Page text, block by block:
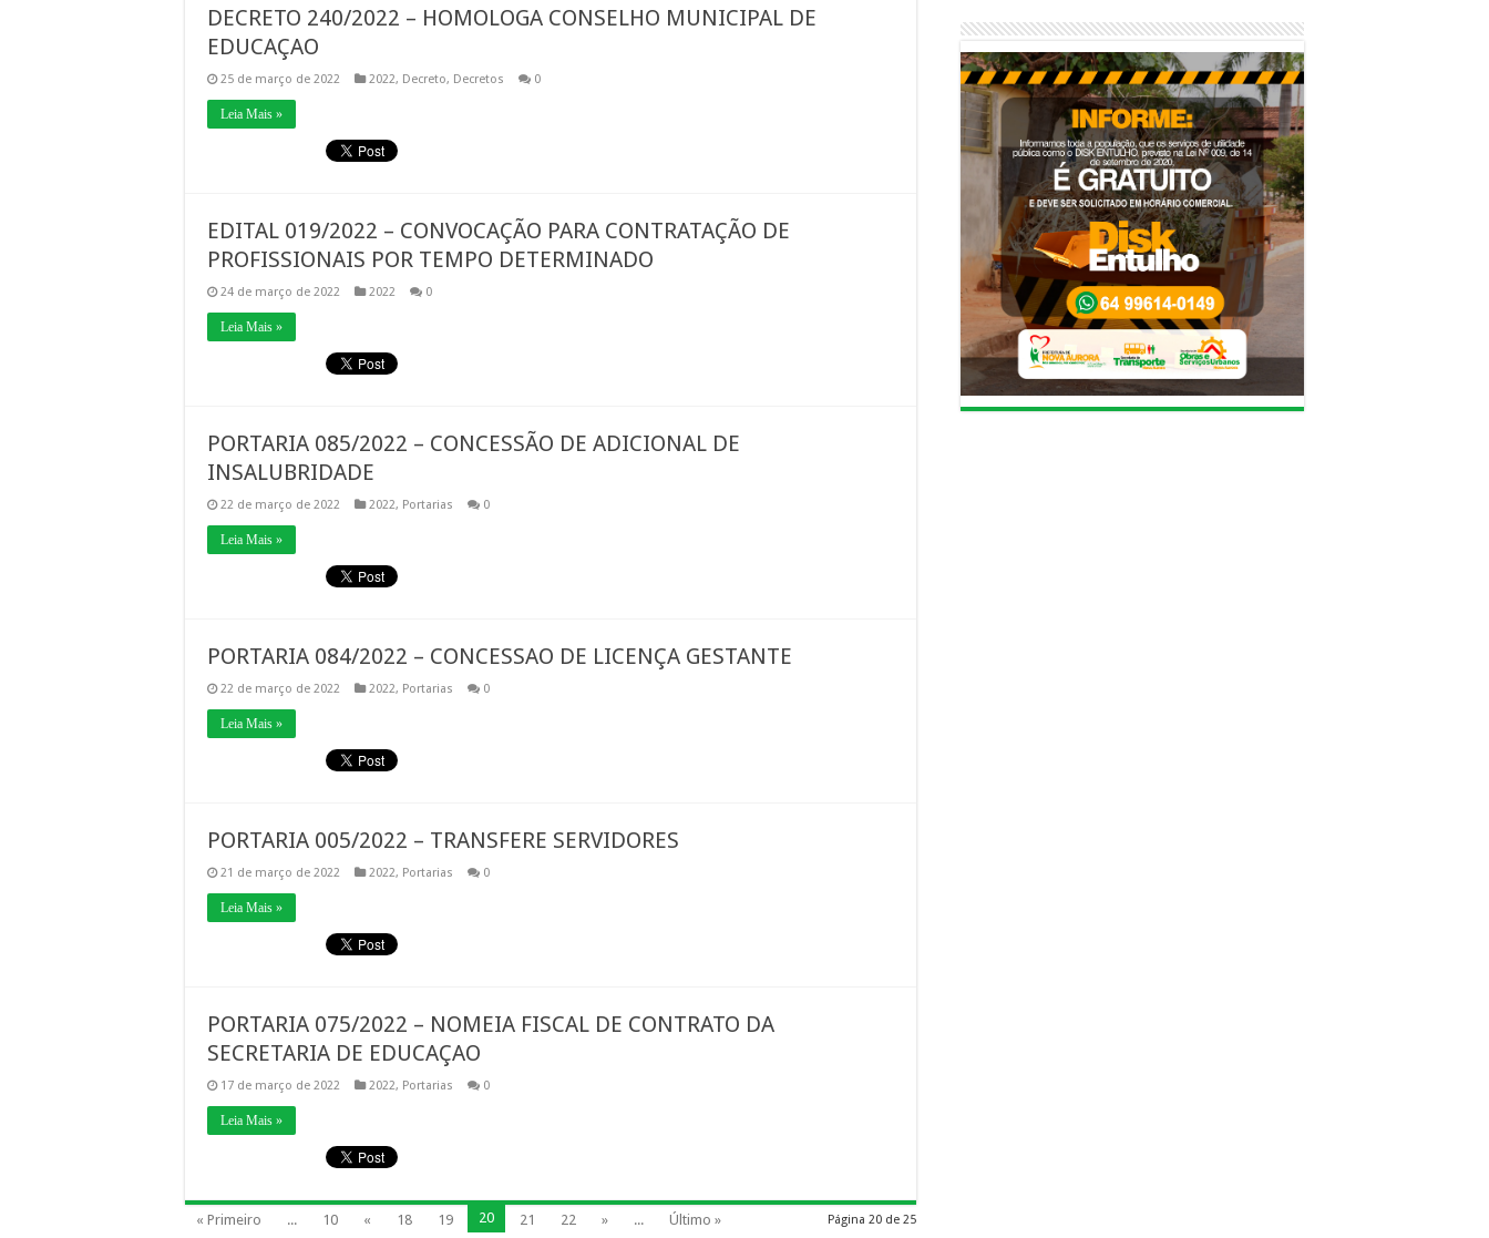
DECRETO 240/2022 – HOMOLOGA CONSELHO MUNICIPAL DE
EDUCAÇAO
25 de março de 2022 2022, Decreto, Decretos 0
Leia Mais »
EDITAL 019/2022 – CONVOCAÇÃO PARA CONTRATAÇÃO DE
PROFISSIONAIS POR TEMPO DETERMINADO
24 de março de 2022 2022 0
Leia Mais »
PORTARIA 085/2022 – CONCESSÃO DE ADICIONAL DE
INSALUBRIDADE
22 de março de 2022 2022, Portarias 0
Leia Mais »
PORTARIA 084/2022 – CONCESSAO DE LICENÇA GESTANTE
22 de março de 2022 2022, Portarias 0
Leia Mais »
PORTARIA 005/2022 – TRANSFERE SERVIDORES
21 de março de 2022 2022, Portarias 0
Leia Mais »
PORTARIA 075/2022 – NOMEIA FISCAL DE CONTRATO DA
SECRETARIA DE EDUCAÇAO
17 de março de 2022 2022, Portarias 0
Leia Mais »
Página 20 de 25
« Primeiro ... 10 « 18 19 20 21 22 » ... Último »